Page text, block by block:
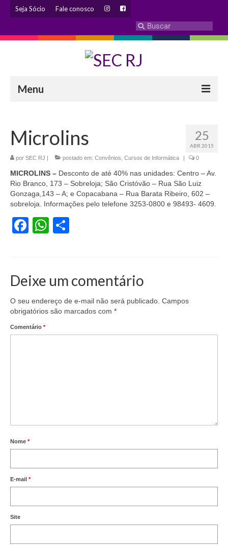
Seja Sócio Fale conosco
Menu
Eleição 2024 – Comissão Eleitoral
Histórico
Diretoria
Estatuto
Atendimentos
DENÚNCIAS
SERVIÇOS
Acordos e convenções
Aplicativo Comerciários RJ
25
ABR 2015
Microlins
por SEC RJ | postado em: Convênios Cursos de Informática | 0
MICROLINS – Desconto de até 40% nas unidades: Centro – Av.
Rio Branco, 173 – Sobreloja; São Cristóvão – Rua São Luiz
Gonzaga,143 – A; e Copacabana – Rua Barata Ribeiro, 602 –
sobreloja. Informações pelo telefone 3253-0800 e 98493- 4609.
Facebook
WhatsApp
Deixe um comentário
O seu endereço de e-mail não será publicado. Campos
obrigatórios são marcados com *
Comentário *
Nome *
E-mail *
Site